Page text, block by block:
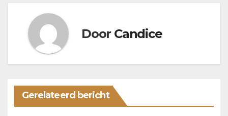
Door Candice
Gerelateerd bericht